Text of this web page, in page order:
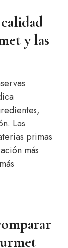
y las
Las
primas
más